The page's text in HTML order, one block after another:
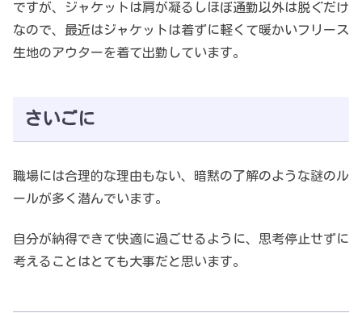
ですが、ジャケットは肩が凝るしほぼ通勤以外は脱ぐだけ
なので、最近はジャケットは着ずに軽くて暖かいフリース
生地のアウターを着て出勤しています。
さいごに
職場には合理的な理由もない、暗黙の了解のような謎のル
ールが多く潜んでいます。
自分が納得できて快適に過ごせるように、思考停止せずに
考えることはとても大事だと思います。